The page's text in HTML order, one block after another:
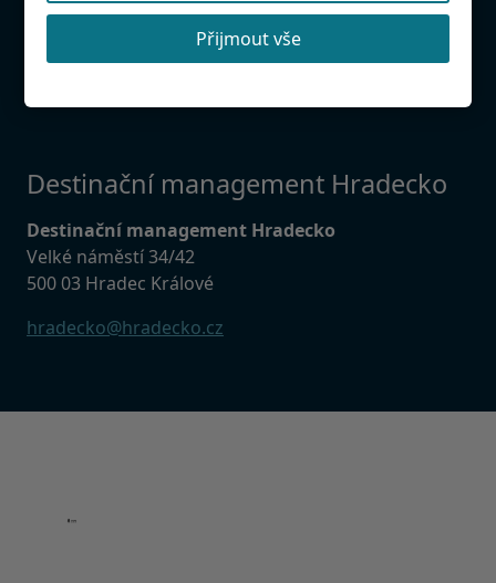
Budeme rádi, když nám ji napíšete, abychom mohli
Destinační management Hradecko
Destinační management Hradecko
Velké náměstí 34/42
500 03 Hradec Králové
hradecko@hradecko.cz
Přijmout vše